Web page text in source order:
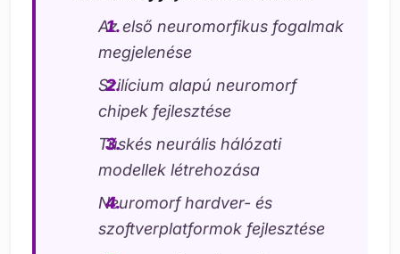
Az első neuromorfikus fogalmak
megjelenése
Szilícium alapú neuromorf
chipek fejlesztése
Tüskés neurális hálózati
modellek létrehozása
Neuromorf hardver- és
szoftverplatformok fejlesztése